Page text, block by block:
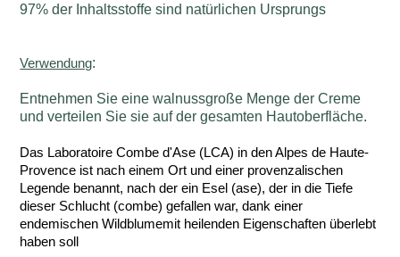
97% der Inhaltsstoffe sind natürlichen Ursprungs
Verwendung:
Entnehmen Sie eine walnussgroße Menge der Creme
und verteilen Sie sie auf der gesamten Hautoberfläche.
Das Laboratoire Combe d'Ase (LCA) in den Alpes de Haute-
Provence ist nach einem Ort und einer provenzalischen
Legende benannt, nach der ein Esel (ase), der in die Tiefe
dieser Schlucht (combe) gefallen war, dank einer
endemischen Wildblumemit heilenden Eigenschaften überlebt
haben soll